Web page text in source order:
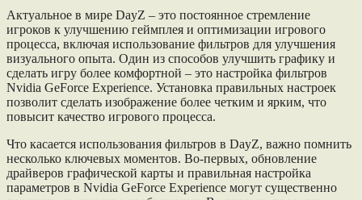
Актуальное в мире DayZ – это постоянное стремление
игроков к улучшению геймплея и оптимизации игрового
процесса, включая использование фильтров для улучшения
визуального опыта. Один из способов улучшить графику и
сделать игру более комфортной – это настройка фильтров
Nvidia GeForce Experience. Установка правильных настроек
позволит сделать изображение более четким и ярким, что
повысит качество игрового процесса.
Что касается использования фильтров в DayZ, важно помнить
несколько ключевых моментов. Во-первых, обновление
драйверов графической карты и правильная настройка
параметров в Nvidia GeForce Experience могут существенно